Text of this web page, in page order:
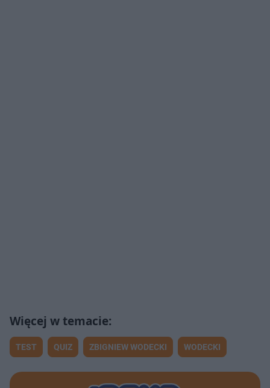
TEST QUIZ ZBIGNIEW WODECKI WODECKI